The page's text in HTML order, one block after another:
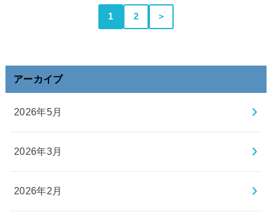
1 2 ＞
アーカイブ
2026年5月
2026年3月
2026年2月